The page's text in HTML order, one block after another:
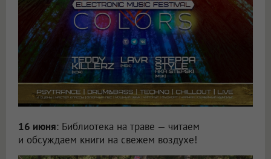
16 июня: Библиотека на траве — читаем
и обсуждаем книги на свежем воздухе!